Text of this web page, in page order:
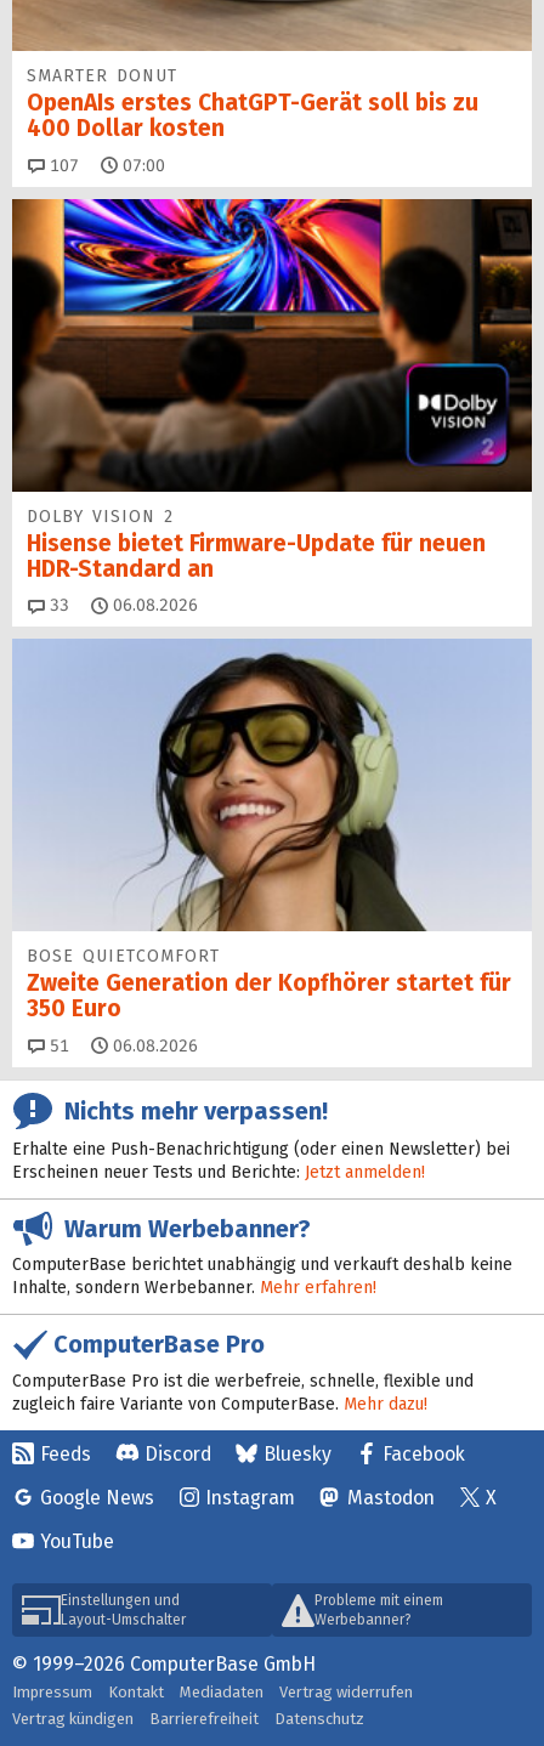
SMARTER DONUT
OpenAIs erstes ChatGPT-Gerät soll bis zu
400 Dollar kosten
107 Kommentare
07:00
DOLBY VISION 2
Hisense bietet Firmware-Update für neuen
HDR-Standard an
33 Kommentare
06.08.2026
BOSE QUIETCOMFORT
Zweite Generation der Kopfhörer startet für
350 Euro
51 Kommentare
06.08.2026
Nichts mehr verpassen!
Erhalte eine Push-Benachrichtigung (oder einen Newsletter) bei
Erscheinen neuer Tests und Berichte: Jetzt anmelden!
Warum Werbebanner?
ComputerBase berichtet unabhängig und verkauft deshalb keine
Inhalte, sondern Werbebanner. Mehr erfahren!
ComputerBase Pro
ComputerBase Pro ist die werbefreie, schnelle, flexible und
zugleich faire Variante von ComputerBase. Mehr dazu!
Feeds Discord Bluesky
Facebook
Google News
Instagram Mastodon
X
YouTube
Einstellungen und
Layout-Umschalter
Probleme mit einem
Werbebanner?
© 1999–2026 ComputerBase GmbH
Impressum Kontakt Mediadaten
Vertrag widerrufen
Vertrag kündigen
Barrierefreiheit Datenschutz